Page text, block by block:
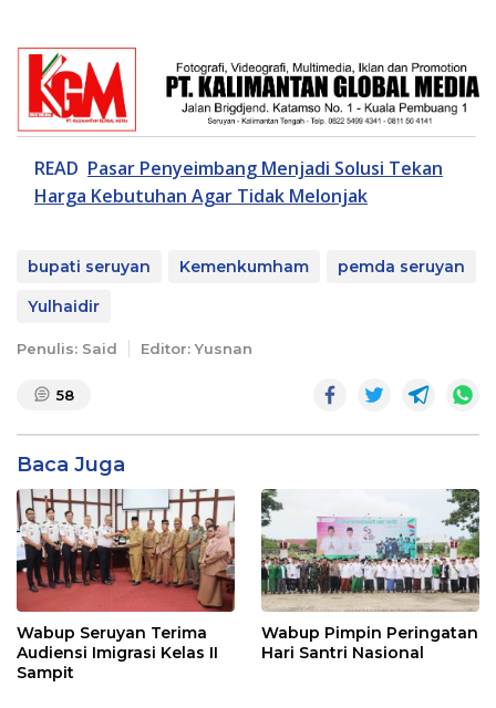
READ Pasar Penyeimbang Menjadi Solusi Tekan
Harga Kebutuhan Agar Tidak Melonjak
bupati seruyan Kemenkumham
pemda seruyan
Yulhaidir
Penulis: Said Editor: Yusnan
58
Baca Juga
Wabup Seruyan Terima
Audiensi Imigrasi Kelas II
Sampit
Wabup Pimpin Peringatan
Hari Santri Nasional